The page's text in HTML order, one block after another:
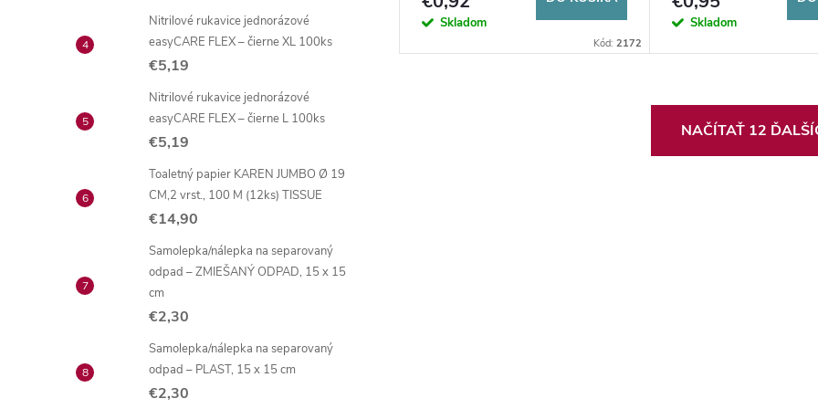
Nitrilové rukavice jednorázové
easyCARE FLEX – čierne XL 100ks
€5,19
Nitrilové rukavice jednorázové
easyCARE FLEX – čierne L 100ks
€5,19
Toaletný papier KAREN JUMBO Ø 19
CM,2 vrst., 100 M (12ks) TISSUE
€14,90
Samolepka/nálepka na separovaný
odpad – ZMIEŠANÝ ODPAD, 15 x 15
cm
€2,30
Samolepka/nálepka na separovaný
odpad – PLAST, 15 x 15 cm
€2,30
Skladom
Kód:2172
Skladom
NAČÍTAŤ 12